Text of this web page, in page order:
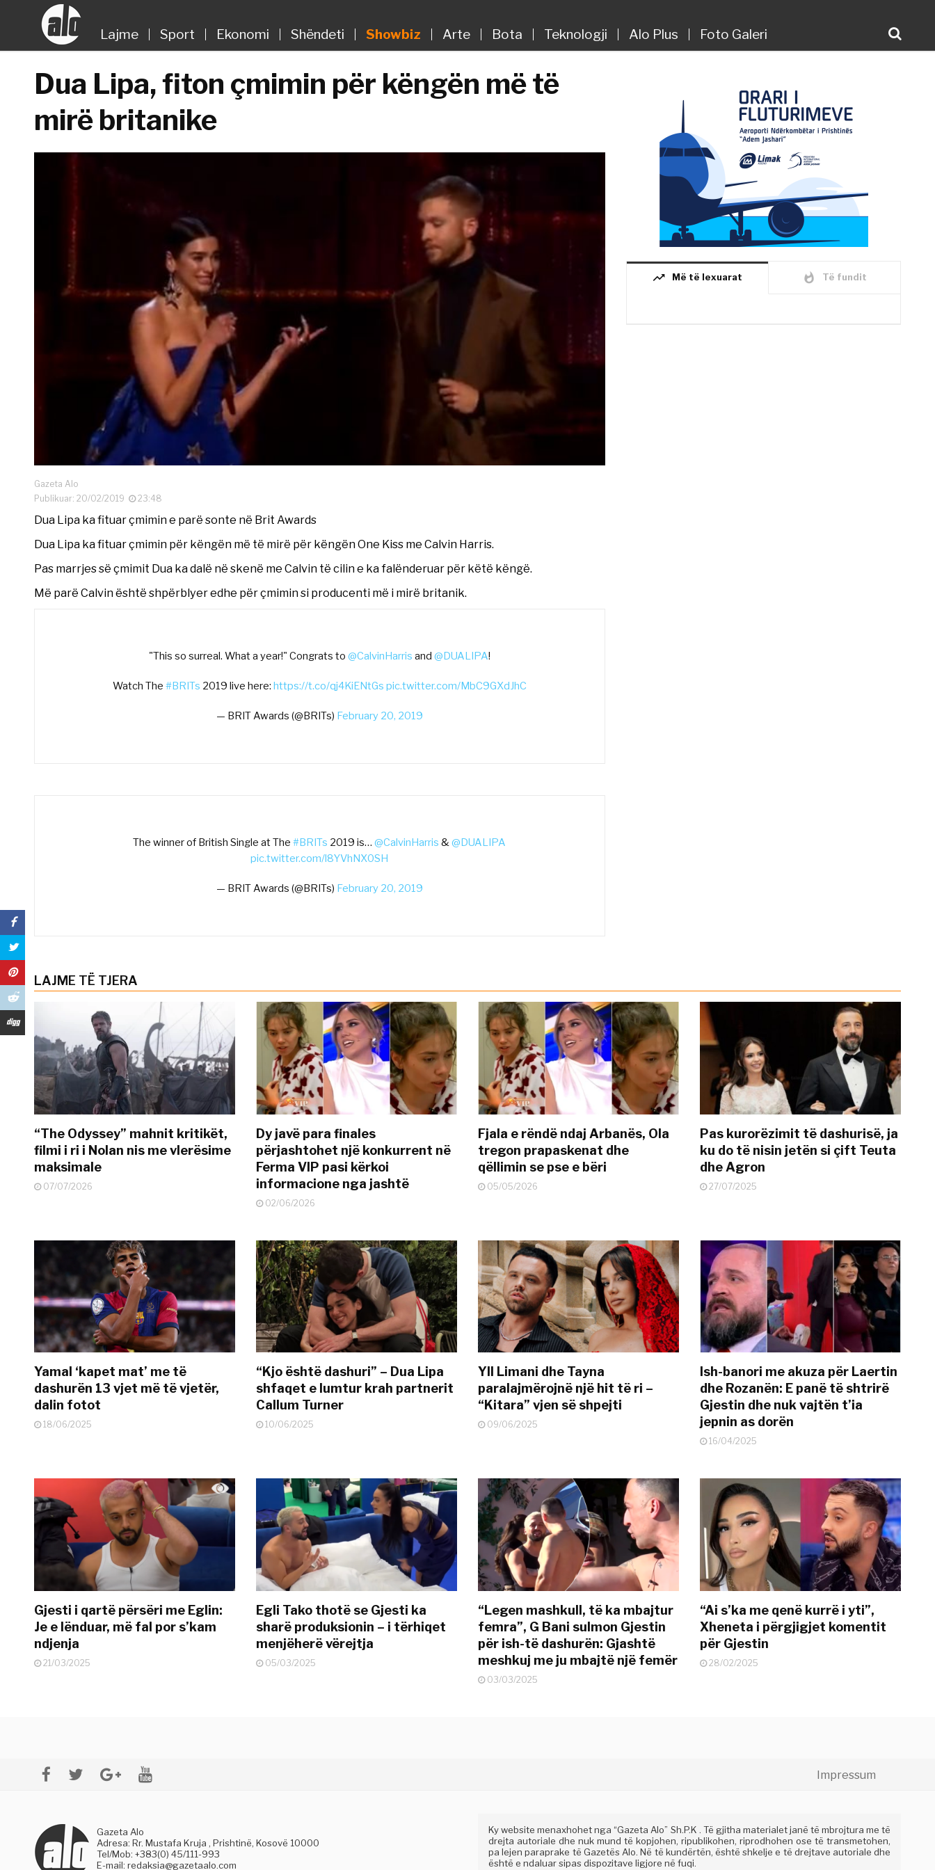
Lajme Sport Ekonomi Shëndeti Showbiz Arte Bota Teknologji Alo Plus Foto Galeri
Dua Lipa, fiton çmimin për këngën më të
mirë britanike
Gazeta Alo
Publikuar: 20/02/2019
23:48
Dua Lipa ka fituar çmimin e parë sonte në Brit Awards
Dua Lipa ka fituar çmimin për këngën më të mirë për këngën One Kiss me Calvin Harris.
Pas marrjes së çmimit Dua ka dalë në skenë me Calvin të cilin e ka falënderuar për këtë këngë.
Më parë Calvin është shpërblyer edhe për çmimin si producenti më i mirë britanik.
"This so surreal. What a year!" Congrats to @CalvinHarris and @DUALIPA!
Watch The #BRITs 2019 live here: https://t.co/qj4KiENtGs pic.twitter.com/MbC9GXdJhC
— BRIT Awards (@BRITs) February 20, 2019
The winner of British Single at The#BRITs 2019 is…@CalvinHarris &@DUALIPA
pic.twitter.com/l8YVhNX0SH
— BRIT Awards (@BRITs) February 20, 2019
trending_up Më të lexuarat whatshot Të fundit
LAJME TË TJERA
“The Odyssey” mahnit kritikët,
filmi i ri i Nolan nis me vlerësime
maksimale
07/07/2026
Dy javë para finales
përjashtohet një konkurrent në
Ferma VIP pasi kërkoi
informacione nga jashtë
02/06/2026
Fjala e rëndë ndaj Arbanës, Ola
tregon prapaskenat dhe
qëllimin se pse e bëri
05/05/2026
Pas kurorëzimit të dashurisë, ja
ku do të nisin jetën si çift Teuta
dhe Agron
27/07/2025
Yamal ‘kapet mat’ me të
dashurën 13 vjet më të vjetër,
dalin fotot
18/06/2025
“Kjo është dashuri” – Dua Lipa
shfaqet e lumtur krah partnerit
Callum Turner
10/06/2025
Yll Limani dhe Tayna
paralajmërojnë një hit të ri –
“Kitara” vjen së shpejti
09/06/2025
Ish-banori me akuza për Laertin
dhe Rozanën: E panë të shtrirë
Gjestin dhe nuk vajtën t’ia
jepnin as dorën
16/04/2025
Gjesti i qartë përsëri me Eglin:
Je e lënduar, më fal por s’kam
ndjenja
21/03/2025
Egli Tako thotë se Gjesti ka
sharë produksionin – i tërhiqet
menjëherë vërejtja
05/03/2025
“Legen mashkull, të ka mbajtur
femra”, G Bani sulmon Gjestin
për ish-të dashurën: Gjashtë
meshkuj me ju mbajtë një femër
03/03/2025
“Ai s’ka me qenë kurrë i yti”,
Xheneta i përgjigjet komentit
për Gjestin
28/02/2025
Impressum
Gazeta Alo
Adresa: Rr. Mustafa Kruja , Prishtinë, Kosovë 10000
Tel/Mob: +383(0) 45/111-993
E-mail: redaksia@gazetaalo.com
Ky website menaxhohet nga “Gazeta Alo” Sh.P.K . Të gjitha materialet janë të mbrojtura me të
drejta autoriale dhe nuk mund të kopjohen, ripublikohen, riprodhohen ose të transmetohen,
pa lejen paraprake të Gazetës Alo. Në të kundërtën, është shkelje e të drejtave autoriale dhe
është e ndaluar sipas dispozitave ligjore në fuqi.